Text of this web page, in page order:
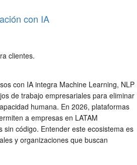
con IA
clientes.
con IA integra Machine Learning, NLP
de trabajo empresariales para eliminar
humana. En 2026, plataformas
a empresas en LATAM
sin código. Entender este ecosistema es
y organizaciones que buscan